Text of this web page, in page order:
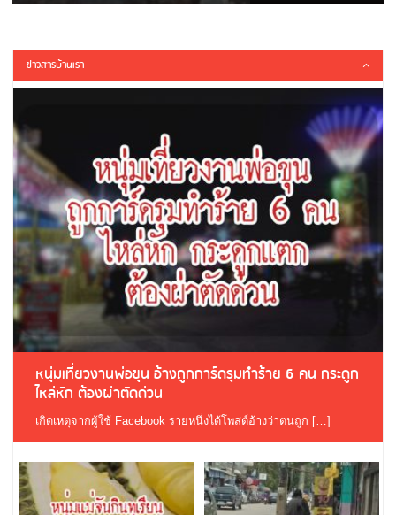
ข่าวสารบ้านเรา
หนุ่มเที่ยวงานพ่อขุน อ้างถูกการ์ดรุมทำร้าย 6 คน กระดูก
ไหล่หัก ต้องผ่าตัดด่วน
เกิดเหตุจากผู้ใช้ Facebook รายหนึ่งได้โพสต์อ้างว่าตนถูก […]